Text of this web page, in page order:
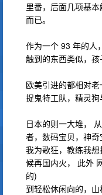
里番，后面几项基
而已。
作为一个 93 年的人
触到的东西类似，孩
欧美引进的都相对老
捉鬼特工队，精灵狗
日本的则一大堆，
者，数码宝贝，神奇
我为歌狂，教练我
候再国内火， 此外
的)
到轻松休闲向的，